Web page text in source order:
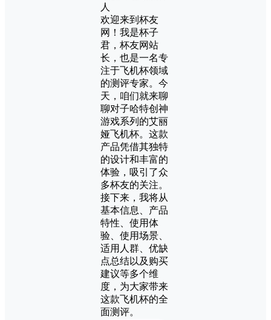
人
欢迎来到杯友
网！我是杯子
君，杯友网站
长，也是一名专
注于飞机杯领域
的测评专家。今
天，咱们就来聊
聊对子哈特创神
游戏系列的艾丽
娅飞机杯。这款
产品凭借其独特
的设计和丰富的
体验，吸引了众
多杯友的关注。
接下来，我将从
基本信息、产品
特性、使用体
验、使用场景、
适用人群、优缺
点总结以及购买
建议等多个维
度，为大家带来
这款飞机杯的全
面测评。